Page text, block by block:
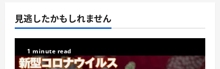
見逃したかもしれません
1 minute read